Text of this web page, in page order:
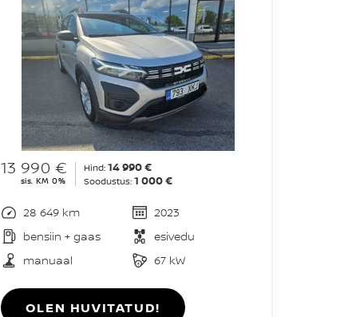
13 990 €
sis. KM 0%
Hind: 14 990 €
Soodustus: 1 000 €
28 649 km
2023
bensiin + gaas
esivedu
manuaal
67 kW
OLEN HUVITATUD!